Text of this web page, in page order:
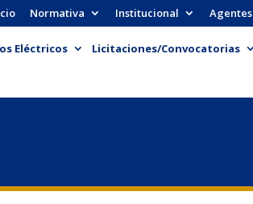
Normativa Institucional Agentes
Eléctricos
Licitaciones/Convocatorias